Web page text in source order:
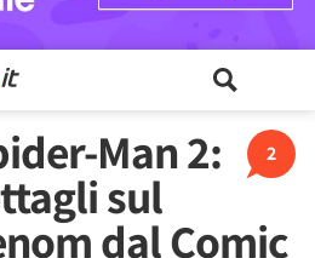
2
Man 2:
sul
dal Comic